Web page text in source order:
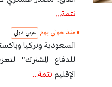
تتمة...
منذ حوالي يوم عربي دولي
السعودية وتركيا
للدفاع المشترك"
الإقليم تتمة...